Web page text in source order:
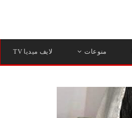
منوعات لايف ميديا TV